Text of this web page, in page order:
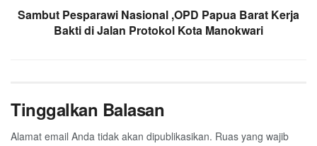
Sambut Pesparawi Nasional ,OPD Papua Barat Kerja
Bakti di Jalan Protokol Kota Manokwari
Tinggalkan Balasan
Alamat email Anda tidak akan dipublikasikan. Ruas yang wajib